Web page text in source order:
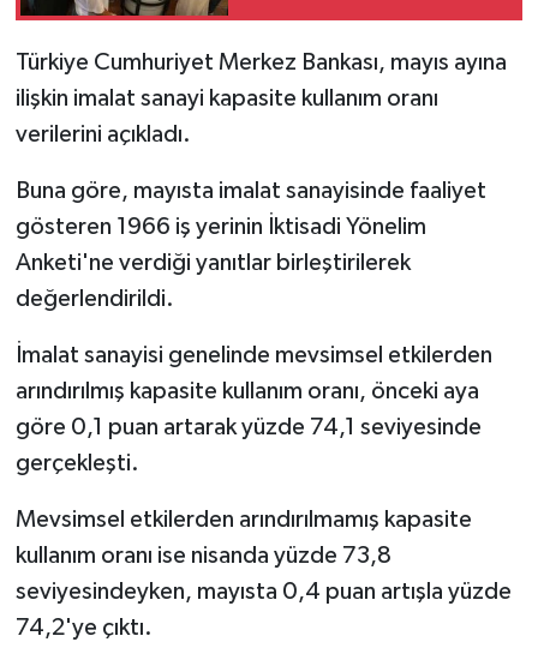
Türkiye Cumhuriyet Merkez Bankası, mayıs ayına
ilişkin imalat sanayi kapasite kullanım oranı
verilerini açıkladı.
Buna göre, mayısta imalat sanayisinde faaliyet
gösteren 1966 iş yerinin İktisadi Yönelim
Anketi'ne verdiği yanıtlar birleştirilerek
değerlendirildi.
İmalat sanayisi genelinde mevsimsel etkilerden
arındırılmış kapasite kullanım oranı, önceki aya
göre 0,1 puan artarak yüzde 74,1 seviyesinde
gerçekleşti.
Mevsimsel etkilerden arındırılmamış kapasite
kullanım oranı ise nisanda yüzde 73,8
seviyesindeyken, mayısta 0,4 puan artışla yüzde
74,2'ye çıktı.